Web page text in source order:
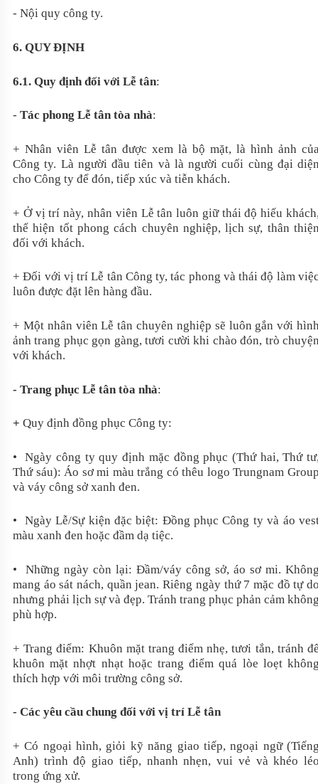
- Nội quy công ty.
6. QUY ĐỊNH
6.1. Quy định đối với Lễ tân:
- Tác phong Lễ tân tòa nhà:
+ Nhân viên Lễ tân được xem là bộ mặt, là hình ảnh
Công ty. Là người đầu tiên và là người cuối cùng đại
cho Công ty để đón, tiếp xúc và tiễn khách.
+ Ở vị trí này, nhân viên Lễ tân luôn giữ thái độ hiếu
thể hiện tốt phong cách chuyên nghiệp, lịch sự, thân
đối với khách.
+ Đối với vị trí Lễ tân Công ty, tác phong và thái độ làm
luôn được đặt lên hàng đầu.
+ Một nhân viên Lễ tân chuyên nghiệp sẽ luôn gắn với
ảnh trang phục gọn gàng, tươi cười khi chào đón, trò
với khách.
- Trang phục Lễ tân tòa nhà:
+ Quy định đồng phục Công ty:
• Ngày công ty quy định mặc đồng phục (Thứ hai, Thứ
Thứ sáu): Áo sơ mi màu trắng có thêu logo Trungnam
và váy công sở xanh đen.
• Ngày Lễ/Sự kiện đặc biệt: Đồng phục Công ty và áo
màu xanh đen hoặc đầm dạ tiệc.
• Những ngày còn lại: Đầm/váy công sở, áo sơ mi.
mang áo sát nách, quần jean. Riêng ngày thứ 7 mặc đồ tự
nhưng phải lịch sự và đẹp. Tránh trang phục phản cảm
phù hợp.
+ Trang điểm: Khuôn mặt trang điểm nhẹ, tươi tắn, tránh
khuôn mặt nhợt nhạt hoặc trang điểm quá lòe loẹt
thích hợp với môi trường công sở.
- Các yêu cầu chung đối với vị trí Lễ tân
+ Có ngoại hình, giỏi kỹ năng giao tiếp, ngoại ngữ
Anh) trình độ giao tiếp, nhanh nhẹn, vui vẻ và khéo
trong ứng xử.